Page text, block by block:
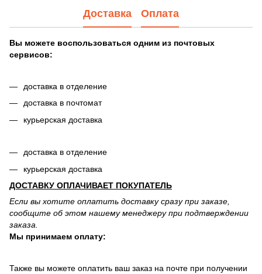
Доставка Оплата
Вы можете воспользоваться одним из почтовых
сервисов:
доставка в отделение
доставка в почтомат
курьерская доставка
доставка в отделение
курьерская доставка
ДОСТАВКУ ОПЛАЧИВАЕТ ПОКУПАТЕЛЬ
Если вы хотите оплатить доставку сразу при заказе,
сообщите об этом нашему менеджеру при подтверждении
заказа.
Мы принимаем оплату:
Также вы можете оплатить ваш заказ на почте при получении